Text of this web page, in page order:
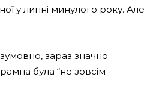
у липні минулого року. Але
зараз значно
була “не зовсім